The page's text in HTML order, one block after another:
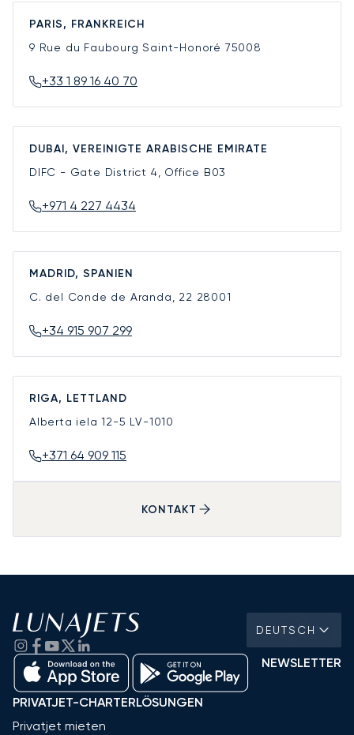
PARIS, FRANKREICH
9 Rue du Faubourg Saint-Honoré 75008
+33 1 89 16 40 70
DUBAI, VEREINIGTE ARABISCHE EMIRATE
DIFC - Gate District 4, Office B03
+971 4 227 4434
MADRID, SPANIEN
C. del Conde de Aranda, 22 28001
+34 915 907 299
RIGA, LETTLAND
Alberta iela 12-5 LV-1010
+371 64 909 115
KONTAKT
DEUTSCH
NEWSLETTER
PRIVATJET-CHARTERLÖSUNGEN
Privatjet mieten